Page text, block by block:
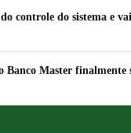
controle do sistema e
Banco Master finalmente